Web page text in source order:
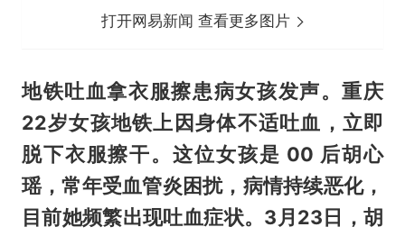
打开网易新闻 查看更多图片
地铁吐血拿衣服擦患病女孩发声。重庆
22岁女孩地铁上因身体不适吐血，立即
脱下衣服擦干。这位女孩是 00 后胡心
瑶，常年受血管炎困扰，病情持续恶化，
目前她频繁出现吐血症状。3月23日，胡